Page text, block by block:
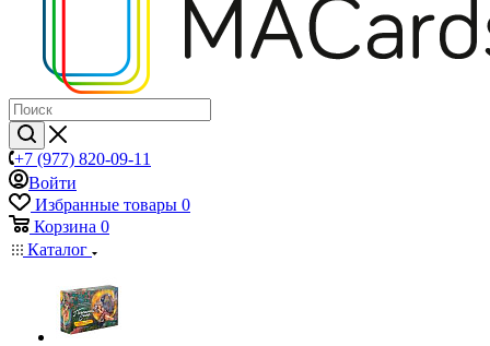
+7 (977) 820-09-11
Войти
Избранные товары 0
Корзина 0
Каталог